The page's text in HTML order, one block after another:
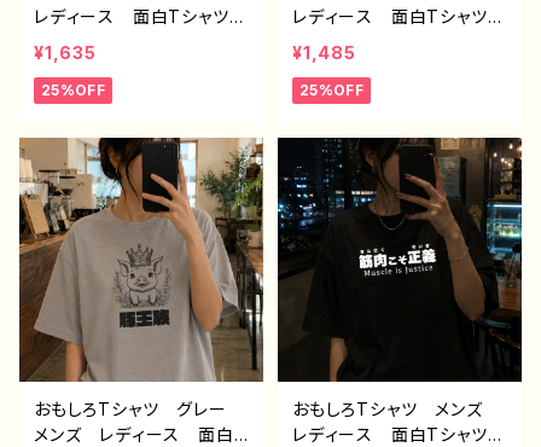
レディース 面白Tシャツ
かわいい おしゃれ イラ
スト パンダ 動物 ゆる
かわ ゆるい ユニーク
ター おすすめ 個性的
人気 イラストレーター
クリエイター 絵師 オリ
ジナル デザイン グッ
ズ 半袖シャツ デザイ
ン コラボ 悪いことを言
うパンダ タイトル：たいや
き悪パンダ 作：こさつね
C-3
¥1,635
25%OFF
レディース 面白Tシャツ
文字 かわいい おしゃ
れ 個性的 おすすめ 半
袖シャツ デザイン コラ
ル：デブ界のスリム（ホワイ
ト） 作：んごミック C-3
¥1,485
25%OFF
おもしろTシャツ グレー
メンズ レディース 面白T
おもしろTシャツ メンズ
レディース 面白Tシャツ